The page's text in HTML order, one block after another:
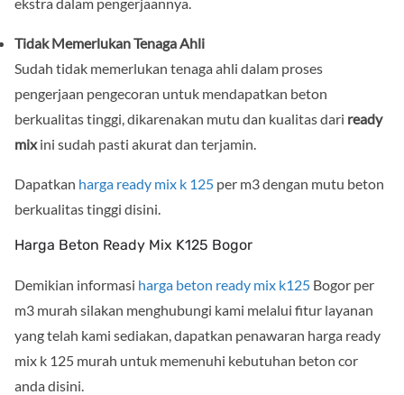
Tidak Memerlukan Tenaga Ahli
Sudah tidak memerlukan tenaga ahli dalam proses
pengerjaan pengecoran untuk mendapatkan beton
berkualitas tinggi, dikarenakan mutu dan kualitas dari ready
mixini sudah pasti akurat dan terjamin.
Dapatkan harga ready mix k 125 per m3 dengan mutu beton
berkualitas tinggi disini.
Harga Beton Ready Mix K125 Bogor
Demikian informasi harga beton ready mix k125 Bogor per
m3 murah silakan menghubungi kami melalui fitur layanan
yang telah kami sediakan, dapatkan penawaran harga ready
mix k 125 murah untuk memenuhi kebutuhan beton cor
anda disini.